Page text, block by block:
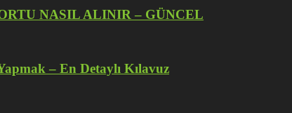
NASIL ALINIR – GÜNCEL
– En Detaylı Kılavuz